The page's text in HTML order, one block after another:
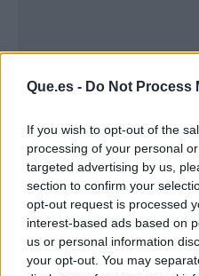
Que.es - Do Not Process
If you wish to opt-out of the
processing of your personal
targeted advertising by us,
section to confirm your
opt-out request is processed
interest-based ads based on
us or personal information
your opt-out. You may
En este contexto,
preparan para una